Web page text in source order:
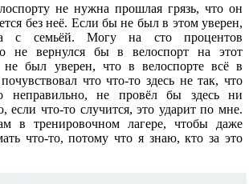
не нужна прошлая грязь, что он
без неё. Если бы не был в этом уверен,
с семьёй. Могу на сто процентов
не вернулся бы в велоспорт на этот
был уверен, что в велоспорте всё в
что что-то здесь не так, что
неправильно, не провёл бы здесь ни
что-то случится, это ударит по мне.
в тренировочном лагере, чтобы даже
что-то, потому что я знаю, кто за это